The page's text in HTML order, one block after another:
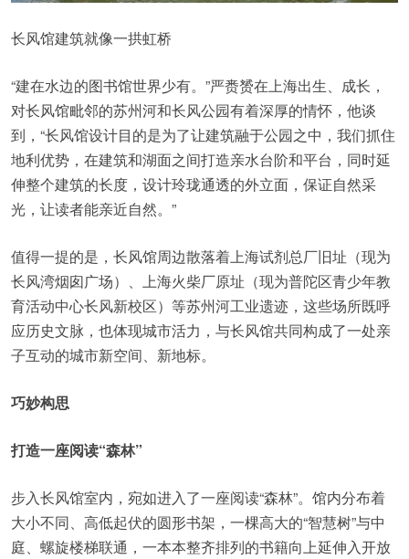
长风馆建筑就像一拱虹桥
“建在水边的图书馆世界少有。”严赉赟在上海出生、成长，
对长风馆毗邻的苏州河和长风公园有着深厚的情怀，他谈
到，“长风馆设计目的是为了让建筑融于公园之中，我们抓住
地利优势，在建筑和湖面之间打造亲水台阶和平台，同时延
伸整个建筑的长度，设计玲珑通透的外立面，保证自然采
光，让读者能亲近自然。”
值得一提的是，长风馆周边散落着上海试剂总厂旧址（现为
长风湾烟囱广场）、上海火柴厂原址（现为普陀区青少年教
育活动中心长风新校区）等苏州河工业遗迹，这些场所既呼
应历史文脉，也体现城市活力，与长风馆共同构成了一处亲
子互动的城市新空间、新地标。
巧妙构思
打造一座阅读“森林”
步入长风馆室内，宛如进入了一座阅读“森林”。馆内分布着
大小不同、高低起伏的圆形书架，一棵高大的“智慧树”与中
庭、螺旋楼梯联通，一本本整齐排列的书籍向上延伸入开放